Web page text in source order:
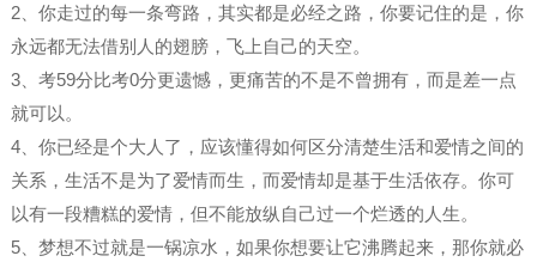
2、你走过的每一条弯路，其实都是必经之路，你要记住的是，你
永远都无法借别人的翅膀，飞上自己的天空。
3、考59分比考0分更遗憾，更痛苦的不是不曾拥有，而是差一点
就可以。
4、你已经是个大人了，应该懂得如何区分清楚生活和爱情之间的
关系，生活不是为了爱情而生，而爱情却是基于生活依存。你可
以有一段糟糕的爱情，但不能放纵自己过一个烂透的人生。
5、梦想不过就是一锅凉水，如果你想要让它沸腾起来，那你就必